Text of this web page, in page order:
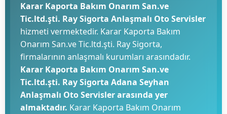
Karar Kaporta Bakım Onarım San.ve
Tic.ltd.şti. Ray Sigorta Anlaşmalı Oto Servisler
hizmeti vermektedir. Karar Kaporta Bakım
Onarım San.ve Tic.ltd.şti. Ray Sigorta,
firmalarının anlaşmalı kurumları arasındadır.
Karar Kaporta Bakım Onarım San.ve
Tic.ltd.şti. Ray Sigorta Adana Seyhan
Anlaşmalı Oto Servisler arasında yer
almaktadır. Karar Kaporta Bakım Onarım